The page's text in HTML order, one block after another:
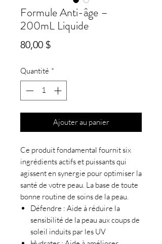
Formule Anti-âge –
200mL Liquide
80,00 $Prix
Quantité *
Ajouter au panier
Ce produit fondamental fournit six
ingrédients actifs et puissants qui
agissent en synergie pour optimiser la
santé de votre peau. La base de toute
bonne routine de soins de la peau.
Défendre : Aide à réduire la
sensibilité de la peau aux coups de
soleil induits par les UV